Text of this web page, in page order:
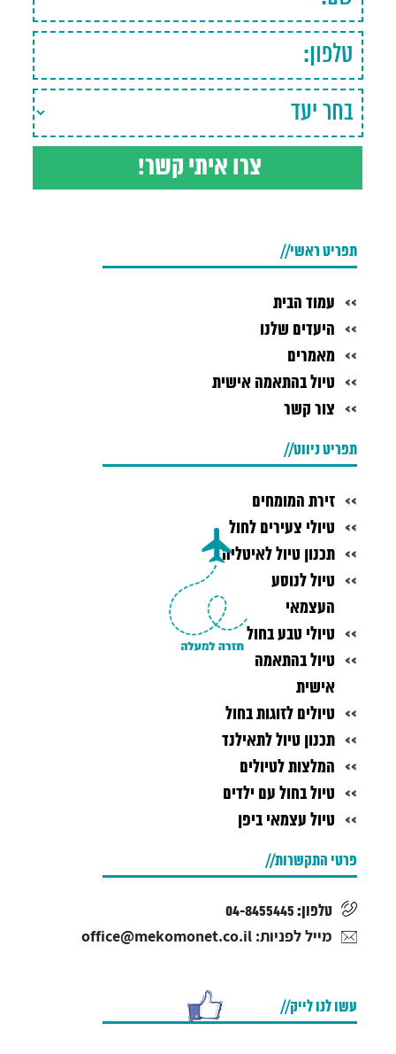
תפריט ראשי
עמוד הבית
היעדים שלנו
מאמרים
טיול בהתאמה אישית
צור קשר
תפריט ניווט
זירת המומחים
טיולי צעירים לחול
תכנון טיול לאיטליה
טיול לנוסע
העצמאי
טיולי טבע בחול
טיול בהתאמה
אישית
טיולים לזוגות בחול
תכנון טיול לתאילנד
המלצות לטיולים
טיול בחול עם ילדים
טיול עצמאי ביפן
פרטי התקשרות
טלפון: 04-8455445
מייל לפניות: office@mekomonet.co.il
עשו לנו לייק